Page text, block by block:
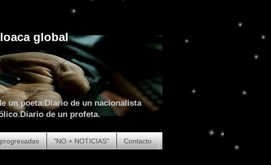
global
un poeta.Diario de un nacionalista
de un profeta.
"NO + NOTICIAS" Contacto